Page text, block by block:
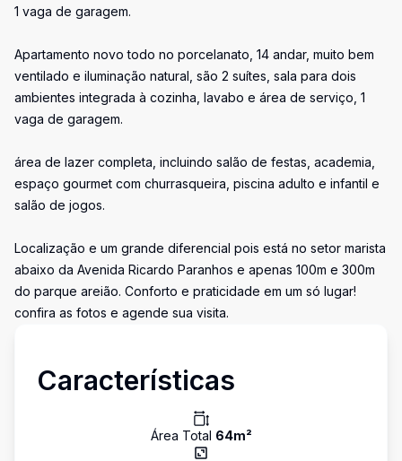
1 vaga de garagem.
Apartamento novo todo no porcelanato, 14 andar, muito bem
ventilado e iluminação natural, são 2 suítes, sala para dois
ambientes integrada à cozinha, lavabo e área de serviço, 1
vaga de garagem.
área de lazer completa, incluindo salão de festas, academia,
espaço gourmet com churrasqueira, piscina adulto e infantil e
salão de jogos.
Localização e um grande diferencial pois está no setor marista
abaixo da Avenida Ricardo Paranhos e apenas 100m e 300m
do parque areião. Conforto e praticidade em um só lugar!
confira as fotos e agende sua visita.
Características
Área Total 64m²